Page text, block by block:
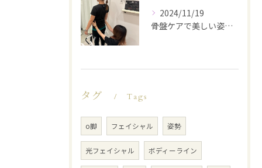
2024/11/19
骨盤ケアで美しい姿勢を手に入れる
タグ Tags
o脚 フェイシャル 姿勢
光フェイシャル ボディーライン